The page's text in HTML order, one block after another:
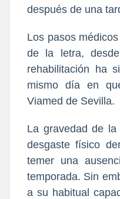
después de una
Los pasos
de la letra,
rehabilitación ha
mismo día en
Viamed de Sevilla.
La gravedad de
desgaste físico
temer una
temporada. Sin
a su habitual